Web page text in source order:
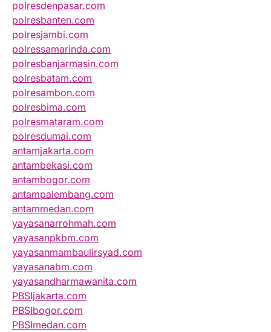
polresdenpasar.com
polresbanten.com
polresjambi.com
polressamarinda.com
polresbanjarmasin.com
polresbatam.com
polresambon.com
polresbima.com
polresmataram.com
polresdumai.com
antamjakarta.com
antambekasi.com
antambogor.com
antampalembang.com
antammedan.com
yayasanarrohmah.com
yayasanpkbm.com
yayasanmambaulirsyad.com
yayasanabm.com
yayasandharmawanita.com
PBSIjakarta.com
PBSIbogor.com
PBSImedan.com